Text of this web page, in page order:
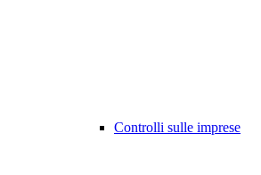
Controlli sulle imprese